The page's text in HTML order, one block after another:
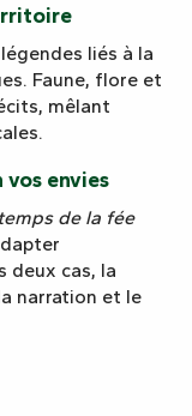
liés à la
Faune, flore et
mêlant
envies
de la fée
deux cas, la
narration et le